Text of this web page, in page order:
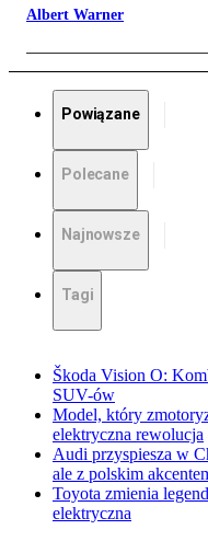
Albert Warner
Powiązane
Polecane
Najnowsze
Tagi
Škoda Vision O:
SUV-ów
Model, który
elektryczna rewolucja
Audi przyspiesza w
ale z polskim
Toyota zmienia
elektryczna